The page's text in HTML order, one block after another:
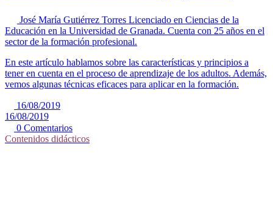
José María Gutiérrez Torres Licenciado en Ciencias de la
Educación en la Universidad de Granada. Cuenta con 25 años en el
sector de la formación profesional.
En este artículo hablamos sobre las características y principios a
tener en cuenta en el proceso de aprendizaje de los adultos. Además,
vemos algunas técnicas eficaces para aplicar en la formación.
16/08/2019
16/08/2019
0 Comentarios
Contenidos didácticos